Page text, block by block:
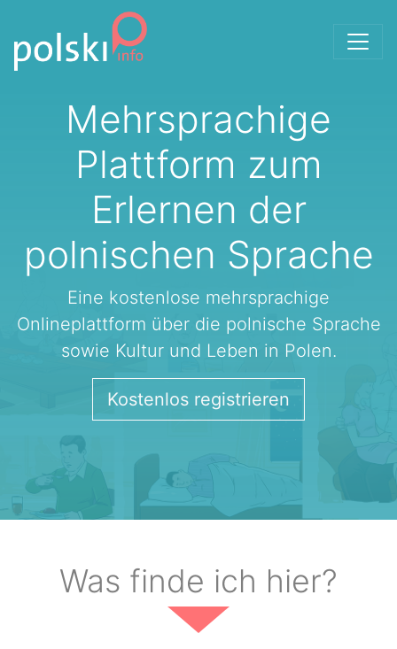
Mehrsprachige
Plattform zum
Erlernen der
polnischen Sprache
Eine kostenlose mehrsprachige
Onlineplattform über die polnische Sprache
sowie Kultur und Leben in Polen.
Kostenlos registrieren
Was finde ich hier?